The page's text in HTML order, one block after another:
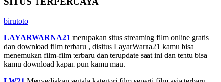
birutoto
LAYARWARNA21 merupakan situs streaming film online gratis
dan download film terbaru , disitus LayarWarna21 kamu bisa
menemukan film-film terbaru dan terupdate saat ini dan tentu bisa
kamu download kapan pun kamu mau.